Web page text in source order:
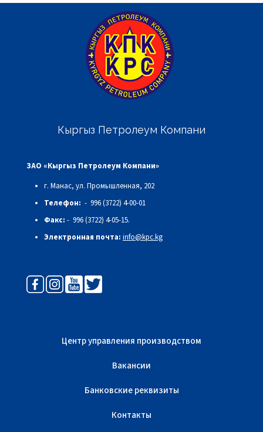
Кыргыз Петролеум Компани
ЗАО «Кыргыз Петролеум Компани»
г. Манас, ул. Промышленная, 202
Телефон: - 996 (3722) 4-00-01
Факс: - 996 (3722) 4-05-15.
Электронная почта: info@kpc.kg
Центр управления производством
Вакансии
Банковские реквизиты
Контакты